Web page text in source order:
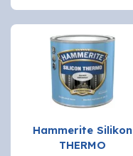
Hammerite Silikon
THERMO